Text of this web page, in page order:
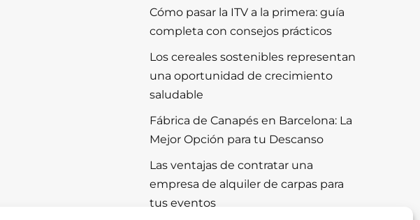
Cómo pasar la ITV a la primera: guía
completa con consejos prácticos
Los cereales sostenibles representan
una oportunidad de crecimiento
saludable
Fábrica de Canapés en Barcelona: La
Mejor Opción para tu Descanso
Las ventajas de contratar una
empresa de alquiler de carpas para
tus eventos